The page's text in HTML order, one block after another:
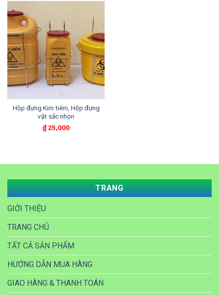
Hộp đựng Kim tiêm, Hộp đựng
vật sắc nhọn
₫25,000
TRANG
GIỚI THIỆU
TRANG CHỦ
TẤT CẢ SẢN PHẨM
HƯỚNG DẪN MUA HÀNG
GIAO HÀNG & THANH TOÁN